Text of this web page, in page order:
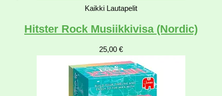
Kaikki Lautapelit
Hitster Rock Musiikkivisa (Nordic)
25,00 €